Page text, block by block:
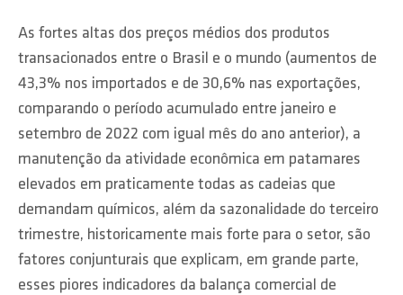
As fortes altas dos preços médios dos produtos
transacionados entre o Brasil e o mundo (aumentos de
43,3% nos importados e de 30,6% nas exportações,
comparando o período acumulado entre janeiro e
setembro de 2022 com igual mês do ano anterior), a
manutenção da atividade econômica em patamares
elevados em praticamente todas as cadeias que
demandam químicos, além da sazonalidade do terceiro
trimestre, historicamente mais forte para o setor, são
fatores conjunturais que explicam, em grande parte,
esses piores indicadores da balança comercial de